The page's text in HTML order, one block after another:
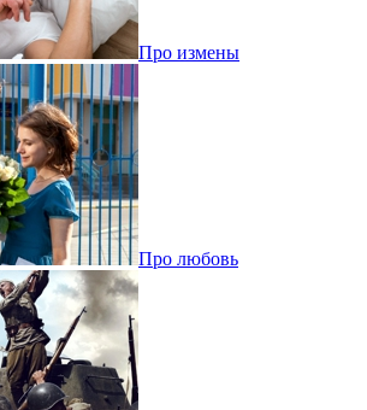
Про измены
Про любовь